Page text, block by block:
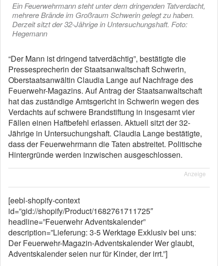
Ein Feuerwehrmann steht unter dem dringenden Tatverdacht,
mehrere Brände im Großraum Schwerin gelegt zu haben.
Derzeit sitzt der 32-Jährige in Untersuchungshaft. Foto:
Hegemann
“Der Mann ist dringend tatverdächtig”, bestätigte die
Pressesprecherin der Staatsanwaltschaft Schwerin,
Oberstaatsanwältin Claudia Lange auf Nachfrage des
Feuerwehr-Magazins. Auf Antrag der Staatsanwaltschaft
hat das zuständige Amtsgericht in Schwerin wegen des
Verdachts auf schwere Brandstiftung in insgesamt vier
Fällen einen Haftbefehl erlassen. Aktuell sitzt der 32-
Jährige in Untersuchungshaft. Claudia Lange bestätigte,
dass der Feuerwehrmann die Taten abstreitet. Politische
Hintergründe werden inzwischen ausgeschlossen.
Anzeige
[eebl-shopify-context
id=”gid://shopify/Product/1682761711725″
headline=”Feuerwehr Adventskalender”
description=”Lieferung: 3-5 Werktage Exklusiv bei uns:
Der Feuerwehr-Magazin-Adventskalender Wer glaubt,
Adventskalender seien nur für Kinder, der irrt.”]